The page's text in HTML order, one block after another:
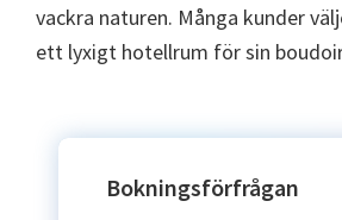
vackra naturen. Många kunder
ett lyxigt hotellrum för sin
Bokningsförfrågan